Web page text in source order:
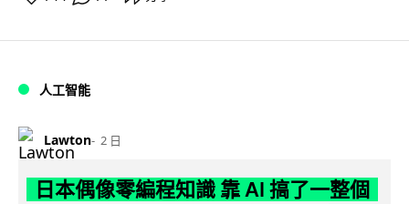
人工智能
Lawton 2 日
日本偶像零編程知識 靠 AI 搞了一整個